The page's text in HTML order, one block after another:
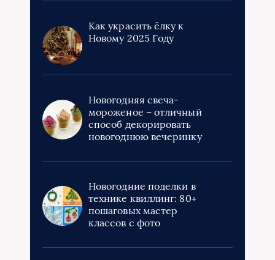
Как украсить ёлку к
Новому 2025 Году
Новогодняя свеча-
мороженое – отличный
способ декорировать
новогоднюю вечеринку
Новогодние поделки в
технике квиллинг: 80+
пошаговых мастер
классов с фото